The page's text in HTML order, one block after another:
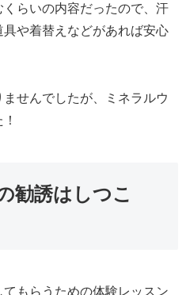
くらいの内容だったので、汗
や着替えなどがあれば安心
せんでしたが、ミネラルウ
勧誘はしつこ
もらうための体験レッスン